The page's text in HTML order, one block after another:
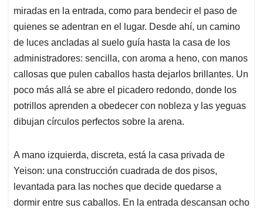
miradas en la entrada, como para bendecir el paso de
quienes se adentran en el lugar. Desde ahí, un camino
de luces ancladas al suelo guía hasta la casa de los
administradores: sencilla, con aroma a heno, con manos
callosas que pulen caballos hasta dejarlos brillantes. Un
poco más allá se abre el picadero redondo, donde los
potrillos aprenden a obedecer con nobleza y las yeguas
dibujan círculos perfectos sobre la arena.
A mano izquierda, discreta, está la casa privada de
Yeison: una construcción cuadrada de dos pisos,
levantada para las noches que decide quedarse a
dormir entre sus caballos. En la entrada descansan ocho